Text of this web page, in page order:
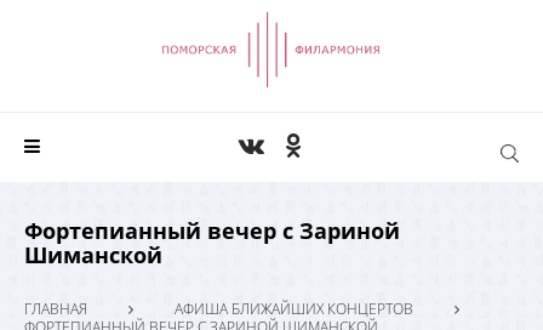
Фортепианный вечер с Зариной
Шиманской
ГЛАВНАЯ
АФИША БЛИЖАЙШИХ КОНЦЕРТОВ